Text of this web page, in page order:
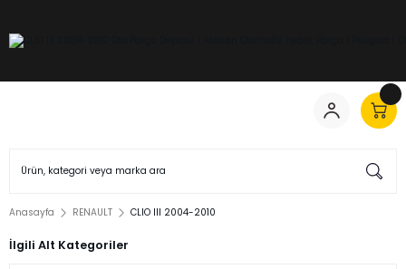
Anasayfa RENAULT CLIO III 2004-2010
İlgili Alt Kategoriler